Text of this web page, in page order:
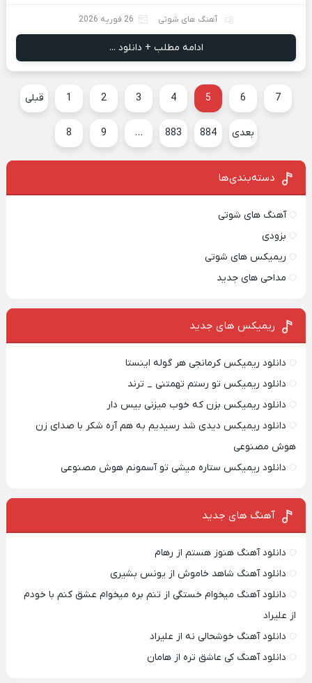
آهنگ های شوتی 26 فوریه 2026
ادامه مطلب + دانلود ...
قبلی 1 2 3 4 5 6 7
8 9 … 883 884 بعدی
دسته‌بندی‌ها
آهنگ های شوتی
بزودی
ریمیکس های شوتی
مداحی های جدید
ریمیکس‌ های جدید
دانلود ریمیکس کرمانجی هر گوله اینستا
دانلود ریمیکس تو رستم تهمتنی _ ترند
دانلود ریمیکس بزن که خوب میزنی بیس دار
دانلود ریمیکس دیدی شد رسیدیم به هم آره شکر با صدای زن
هوش مصنوعی
دانلود ریمیکس ستاره میشی تو آسمونم هوش مصنوعی
آهنگ های جدید
دانلود آهنگ هنوز هستم از رهام
دانلود آهنگ شاهد خاموش از یونس بشیری
دانلود آهنگ میخوام خستگی از تنم بره میخوام عشق کنم با خودم
از علیراد
دانلود آهنگ خوشحالی نه از علیراد
دانلود آهنگ کی عاشق تره از هامان